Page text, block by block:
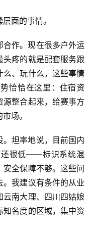
面的事情。
合作。现在很多户外运
疼的就是配套服务跟
、玩什么，这些事情
恰恰在这里：住宿资
整合起来，给赛事方
场。
。坦率地说，目前国内
还很低——标识系统混
全保障不够。这些问
我建议有条件的从业
南大理、四川四姑娘
知名度的区域，集中资